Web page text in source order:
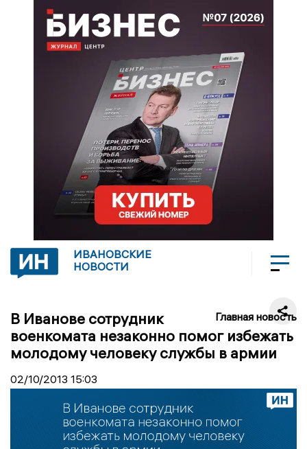
ИВАНОВСКИЕ
НОВОСТИ
Главная новость
В Иванове сотрудник
военкомата незаконно помог избежать
молодому человеку службы в армии
02/10/2013 15:03